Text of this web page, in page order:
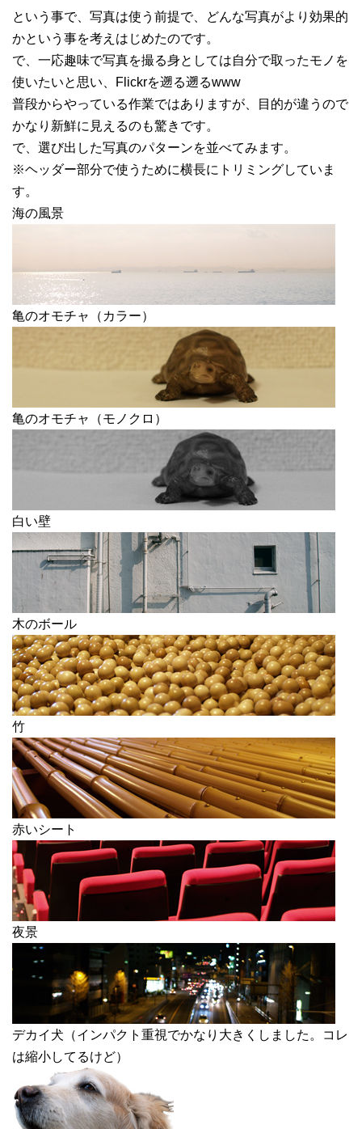
という事で、写真は使う前提で、どんな写真がより効果的
かという事を考えはじめたのです。
で、一応趣味で写真を撮る身としては自分で取ったモノを
使いたいと思い、Flickrを遡る遡るwww
普段からやっている作業ではありますが、目的が違うので
かなり新鮮に見えるのも驚きです。
で、選び出した写真のパターンを並べてみます。
※ヘッダー部分で使うために横長にトリミングしていま
す。
海の風景
亀のオモチャ（カラー）
亀のオモチャ（モノクロ）
白い壁
木のボール
竹
赤いシート
夜景
デカイ犬（インパクト重視でかなり大きくしました。コレ
は縮小してるけど）